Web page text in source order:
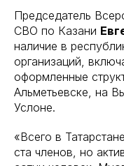
Председатель
СВО по Казани
наличие в
организаций,
оформленные
Альметьевске, на
Услоне.
«Всего в
ста членов, но